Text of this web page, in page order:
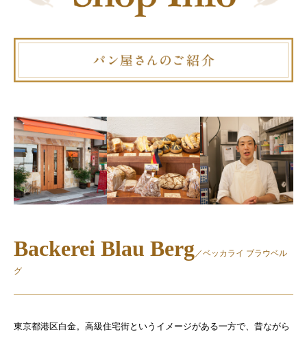
Backerei Blau Berg ／ベッカライ ブラウベル
グ
東京都港区白金。高級住宅街というイメージがある一方で、昔ながら